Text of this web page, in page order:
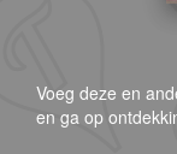
Voeg deze en
en ga op